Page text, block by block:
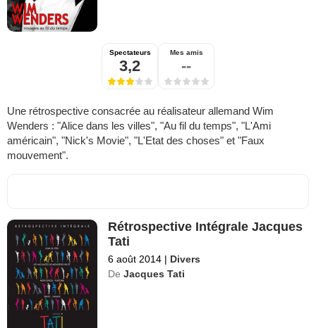
Spectateurs
3,2
Mes amis
--
Une rétrospective consacrée au réalisateur allemand Wim
Wenders : "Alice dans les villes", "Au fil du temps", "L'Ami
américain", "Nick's Movie", "L'Etat des choses" et "Faux
mouvement".
Rétrospective Intégrale Jacques
Tati
6 août 2014 | Divers
De Jacques Tati